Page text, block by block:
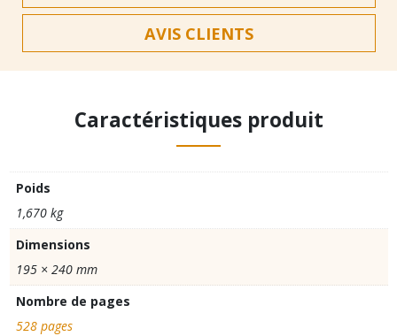
AVIS CLIENTS
Caractéristiques produit
Poids
1,670 kg
Dimensions
195 × 240 mm
Nombre de pages
528 pages